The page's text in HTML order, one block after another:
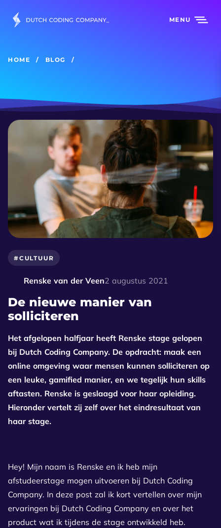
MENU
HOME BLOG
#CULTUUR
Renske van der Veen2 augustus 2021
De nieuwe manier van
solliciteren
Het afgelopen halfjaar heeft Renske stage gelopen
bij Dutch Coding Company. De opdracht: maak een
online omgeving waar mensen kunnen solliciteren op
een leuke, gamified manier, en we tegelijk hun skills
aftasten. Renske is geslaagd voor haar opleiding.
Hieronder vertelt zij zelf over het eindresultaat van
haar stage.
Hey! Mijn naam is Renske en ik heb mijn
afstudeerstage mogen uitvoeren bij Dutch Coding
Company. In deze post zal ik kort vertellen over mijn
ervaringen bij Dutch Coding Company en over het
product wat ik tijdens de stage ontwikkeld heb.